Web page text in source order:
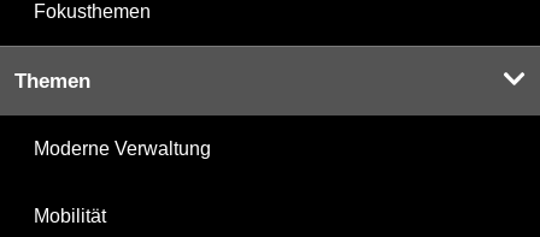
Fokusthemen
Themen
Moderne Verwaltung
Mobilität